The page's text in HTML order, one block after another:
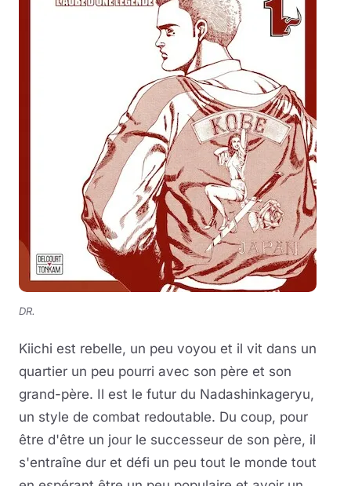
DR.
Kiichi est rebelle, un peu voyou et il vit dans un
quartier un peu pourri avec son père et son
grand-père. Il est le futur du Nadashinkageryu,
un style de combat redoutable. Du coup, pour
être d'être un jour le successeur de son père, il
s'entraîne dur et défi un peu tout le monde tout